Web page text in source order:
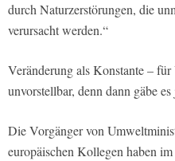
durch Naturzerstörungen, die
verursacht werden.“
Veränderung als Konstante –
unvorstellbar, denn dann gäbe
Die Vorgänger von
europäischen Kollegen haben